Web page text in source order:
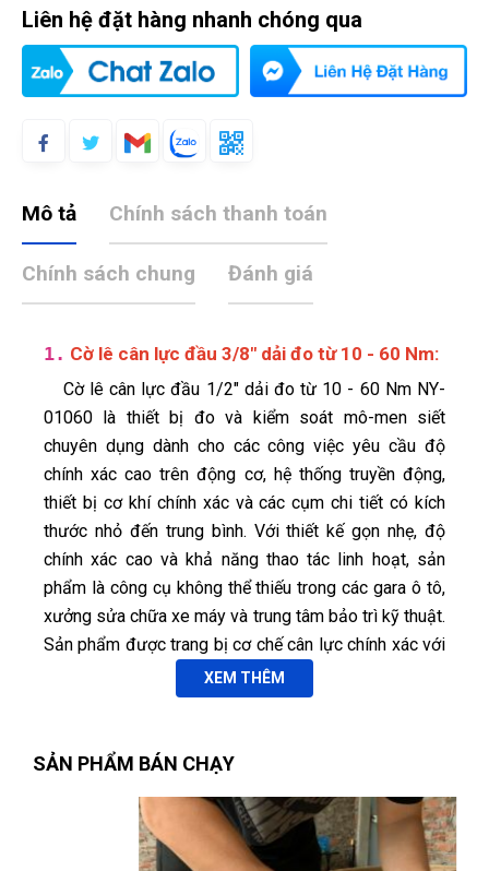
Liên hệ đặt hàng nhanh chóng qua
Mô tả Chính sách thanh toán
Chính sách chung Đánh giá
1. Cờ lê cân lực đầu 3/8" dải đo từ 10 - 60 Nm:
Cờ lê cân lực đầu 1/2" dải đo từ 10 - 60 Nm NY-
01060 là thiết bị đo và kiểm soát mô-men siết
chuyên dụng dành cho các công việc yêu cầu độ
chính xác cao trên động cơ, hệ thống truyền động,
thiết bị cơ khí chính xác và các cụm chi tiết có kích
thước nhỏ đến trung bình. Với thiết kế gọn nhẹ, độ
chính xác cao và khả năng thao tác linh hoạt, sản
phẩm là công cụ không thể thiếu trong các gara ô tô,
xưởng sửa chữa xe máy và trung tâm bảo trì kỹ thuật.
Sản phẩm được trang bị cơ chế cân lực chính xác với
, giúp đảm bảo các liên kết được siết
đúng tiêu chuẩn kỹ thuật của nhà sản xuất, hạn chế
hợp.
Siết bu-lông và đai ốc trên động cơ, hộp số, hệ
thống phanh và các cụm chi tiết cơ khí yêu cầu
XEM THÊM
SẢN PHẨM BÁN CHẠY
TT
(Đánh giá 1 tháng trước)
chất lượng number 1
TG
Trần Văn Giàu
(Đánh giá 1 tháng trước)
đã tham khảo nhiều bên nhưng đây đúng là nơi để lựa chọn